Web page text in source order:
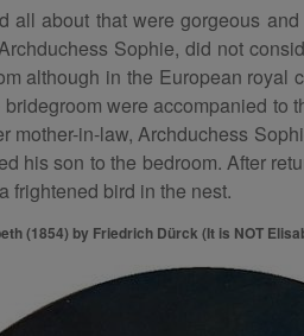
all about that were gorgeous
Sophie, did not
although in the European royal
were accompanied to
mother-in-law, Archduchess
his son to the bedroom. After
frightened bird in the nest.
(1854) by Friedrich Dürck (It is NOT